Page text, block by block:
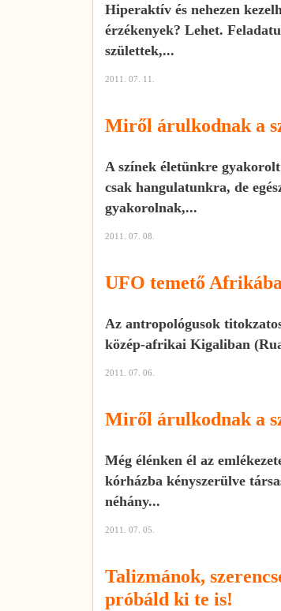
Hiperaktív és nehezen
érzékenyek? Lehet.
születtek,...
2011. 07. 11.
Miről árulkodnak a
A színek életünkre
csak hangulatunkra, de
gyakorolnak,...
2011. 07. 08.
UFO temető
Az antropológusok
közép-afrikai Kigaliban
2011. 07. 06.
Miről árulkodnak a
Még élénken él az
kórházba kényszerülve
néhány...
2011. 07. 05.
Talizmánok,
próbáld ki te is!